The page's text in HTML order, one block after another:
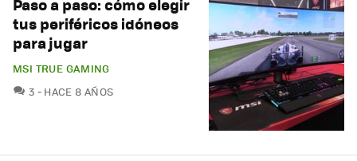
tus periféricos idóneos
para jugar
MSI TRUE GAMING
3 COMENTARIOS
HACE 8 AÑOS